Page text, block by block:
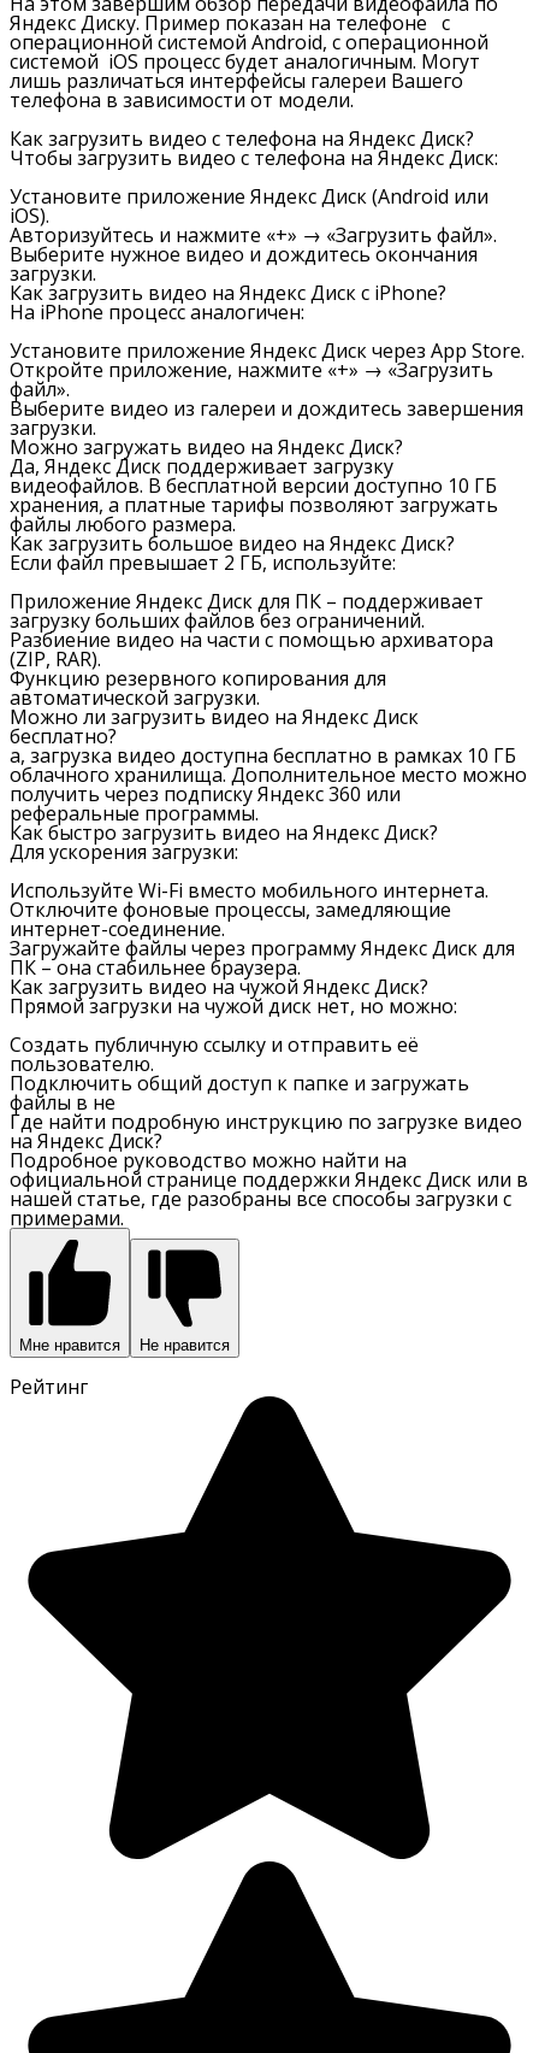
Яндекс Диску. Пример показан на телефоне с
операционной системой Android, с операционной
системой iOS процесс будет аналогичным. Могут
лишь различаться интерфейсы галереи Вашего
телефона в зависимости от модели.
Как загрузить видео с телефона на Яндекс Диск?
Чтобы загрузить видео с телефона на Яндекс Диск:
Установите приложение Яндекс Диск (Android или
iOS).
Авторизуйтесь и нажмите «+» → «Загрузить файл».
Выберите нужное видео и дождитесь окончания
загрузки.
Как загрузить видео на Яндекс Диск с iPhone?
На iPhone процесс аналогичен:
Установите приложение Яндекс Диск через App Store.
Откройте приложение, нажмите «+» → «Загрузить
файл».
Выберите видео из галереи и дождитесь завершения
загрузки.
Можно загружать видео на Яндекс Диск?
Да, Яндекс Диск поддерживает загрузку
видеофайлов. В бесплатной версии доступно 10 ГБ
хранения, а платные тарифы позволяют загружать
файлы любого размера.
Как загрузить большое видео на Яндекс Диск?
Если файл превышает 2 ГБ, используйте:
Приложение Яндекс Диск для ПК – поддерживает
загрузку больших файлов без ограничений.
Разбиение видео на части с помощью архиватора
(ZIP, RAR).
Функцию резервного копирования для
автоматической загрузки.
Можно ли загрузить видео на Яндекс Диск
бесплатно?
а, загрузка видео доступна бесплатно в рамках 10 ГБ
облачного хранилища. Дополнительное место можно
получить через подписку Яндекс 360 или
реферальные программы.
Как быстро загрузить видео на Яндекс Диск?
Для ускорения загрузки:
Используйте Wi-Fi вместо мобильного интернета.
Отключите фоновые процессы, замедляющие
интернет-соединение.
Загружайте файлы через программу Яндекс Диск для
ПК – она стабильнее браузера.
Как загрузить видео на чужой Яндекс Диск?
Прямой загрузки на чужой диск нет, но можно:
Создать публичную ссылку и отправить её
пользователю.
Подключить общий доступ к папке и загружать
файлы в не
Где найти подробную инструкцию по загрузке видео
на Яндекс Диск?
Подробное руководство можно найти на
официальной странице поддержки Яндекс Диск или в
нашей статье, где разобраны все способы загрузки с
примерами.
Мне нравится Не нравится
Рейтинг